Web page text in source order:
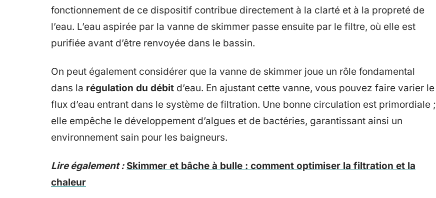
fonctionnement de ce dispositif contribue directement à la clarté et à la propreté de
l’eau. L’eau aspirée par la vanne de skimmer passe ensuite par le filtre, où elle est
purifiée avant d’être renvoyée dans le bassin.
On peut également considérer que la vanne de skimmer joue un rôle fondamental
dans la régulation du débit d’eau. En ajustant cette vanne, vous pouvez faire varier le
flux d’eau entrant dans le système de filtration. Une bonne circulation est primordiale ;
elle empêche le développement d’algues et de bactéries, garantissant ainsi un
environnement sain pour les baigneurs.
Lire également : Skimmer et bâche à bulle : comment optimiser la filtration et la
chaleur